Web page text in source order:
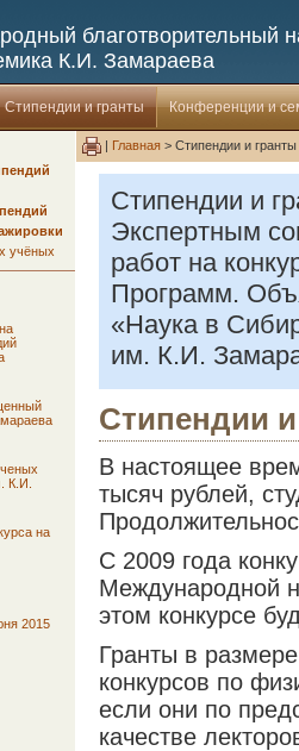
благотворительный
К.И. Замараева
Стипендии и гранты Конференции и
учёных
К.И.
на
2015
| Главная > Стипендии и гранты
Стипендии и
Экспертным
работ на
Программ.
«Наука в
им. К.И.
Стипендии
В настоящее
тысяч рублей,
С 2009 года
Международной
этом конкурсе
Гранты в
конкурсов по
если они по
качестве